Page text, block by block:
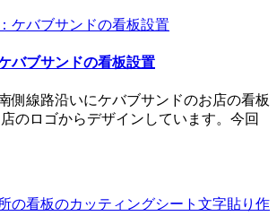
バブサンドの看板設置
側線路沿いにケバブサンドのお店の看板
のロゴからデザインしています。今回